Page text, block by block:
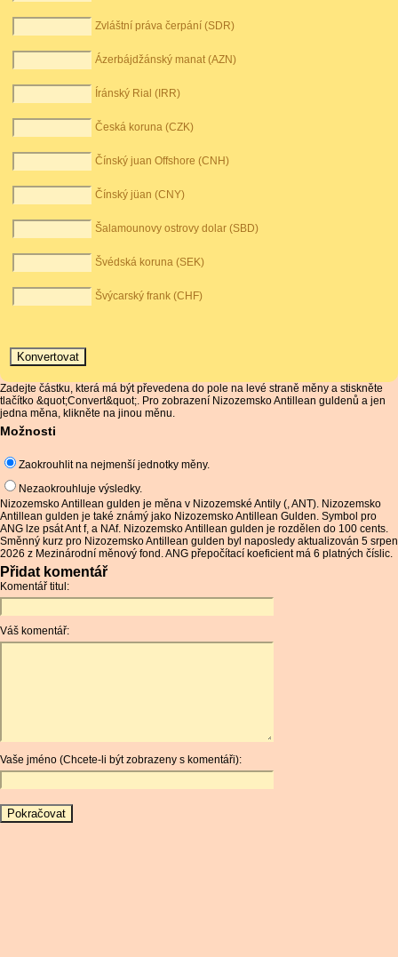
Zvláštní práva čerpání (SDR)
Ázerbájdžánský manat (AZN)
Íránský Rial (IRR)
Česká koruna (CZK)
Čínský juan Offshore (CNH)
Čínský jüan (CNY)
Šalamounovy ostrovy dolar (SBD)
Švédská koruna (SEK)
Švýcarský frank (CHF)
Zadejte částku, která má být převedena do pole na levé straně měny a stiskněte
tlačítko &quot;Convert&quot;. Pro zobrazení Nizozemsko Antillean guldenů a jen
jedna měna, klikněte na jinou měnu.
Možnosti
Zaokrouhlit na nejmenší jednotky měny.
Nezaokrouhluje výsledky.
Nizozemsko Antillean gulden je měna v Nizozemské Antily (, ANT). Nizozemsko
Antillean gulden je také známý jako Nizozemsko Antillean Gulden. Symbol pro
ANG lze psát Ant f, a NAf. Nizozemsko Antillean gulden je rozdělen do 100 cents.
Směnný kurz pro Nizozemsko Antillean gulden byl naposledy aktualizován 5 srpen
2026 z Mezinárodní měnový fond. ANG přepočítací koeficient má 6 platných číslic.
Přidat komentář
Komentář titul:
Váš komentář:
Vaše jméno (Chcete-li být zobrazeny s komentáři):